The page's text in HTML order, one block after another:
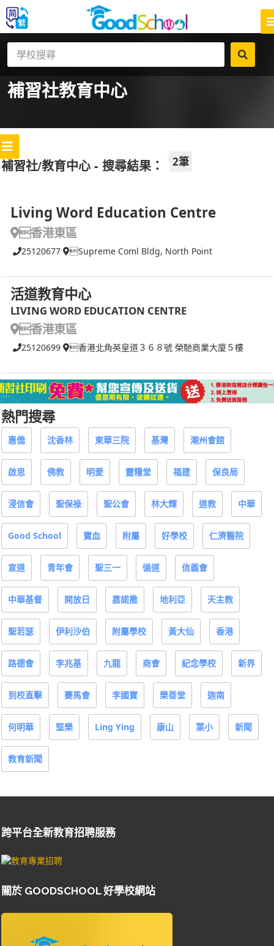
補習社教育中心
補習社/教育中心 - 搜尋結果： 2筆
Living Word Education Centre
香港東區
25120677 Supreme Coml Bldg, North Point
活道教育中心
LIVING WORD EDUCATION CENTRE
香港東區
25120699 香港北角英皇道３６８號 榮馳商業大廈５樓
熱門搜尋
惠僑 沈香林 東華三院 基灣 潮州會館
啟思 佛教 明愛 靈糧堂 福建 保良局
浸信會 聖保祿 聖公會 林大輝 道教 中華
Good School 寶血 附屬 好學校 仁濟醫院
宣道 青年會 聖三一 循道 信義會
中華基督 開放日 嘉諾撒 地利亞 天主教
聖若瑟 伊利沙伯 附屬學校 黃大仙 香港
路德會 李兆基 九龍 商會 紀念學校 新界
到校直擊 賽馬會 李國寶 樂善堂 迦南
何明華 堅樂 Ling Ying 康山 葉小 新聞
教育新聞
跨平台全新教育招聘服務
關於 GOODSCHOOL 好學校網站